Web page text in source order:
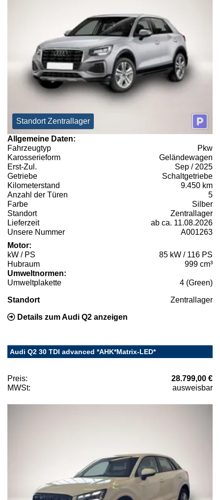
Standort Zentrallager
Allgemeine Daten:
Fahrzeugtyp
Pkw
Karosserieform
Geländewagen
Erst-Zul.
Sep / 2025
Getriebe
Schaltgetriebe
Kilometerstand
9.450 km
Anzahl der Türen
5
Farbe
Silber
Standort
Zentrallager
Lieferzeit
ab ca. 11.08.2026
Unsere Nummer
A001263
Motor:
kW / PS
85 kW / 116 PS
Hubraum
999 cm³
Umweltnormen:
Umweltplakette
4 (Green)
Standort Zentrallager
Details zum Audi Q2 anzeigen
Audi Q2 30 TDI advanced *AHK*Matrix-LED*
Preis:
28.799,00 €
MWSt:
ausweisbar